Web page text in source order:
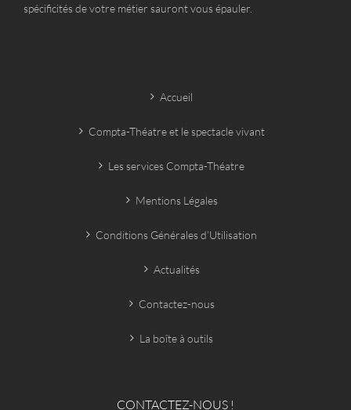
spécificités de votre métier sauront vous épauler.
Accueil
Compta-Théatre et le spectacle vivant
Les services Compta-Théatre
Mentions Légales
Conditions Générales d’Utilisation
Actualités
Contactez-nous
La boîte à outils
CONTACTEZ-NOUS !